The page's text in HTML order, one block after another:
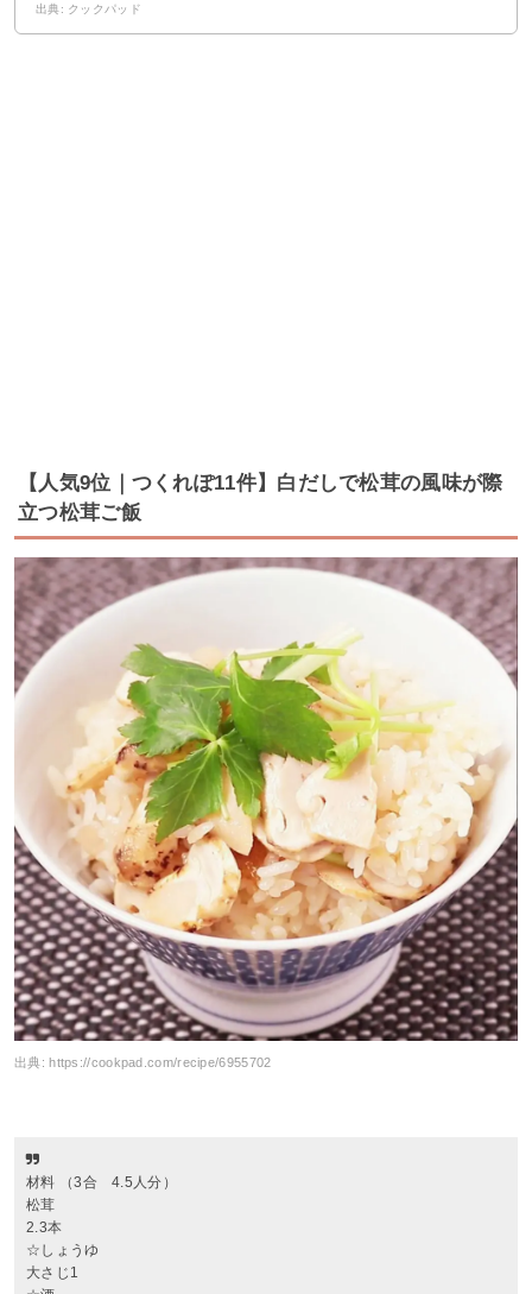
出典: クックパッド
【人気9位｜つくれぽ11件】白だしで松茸の風味が際
立つ松茸ご飯
出典: https://cookpad.com/recipe/6955702
材料 （3合 4.5人分）
松茸
2.3本
☆しょうゆ
大さじ1